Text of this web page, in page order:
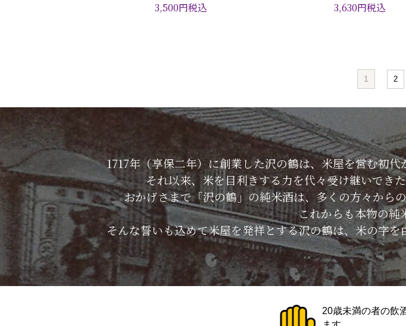
3,500円税込
3,630円税込
1 2
1717年（享保二年）に創業した沢の鶴は、米屋を営む初
それ以来、米を目利きする力を代々受け継いでき
おかげさまで「沢の鶴」の純米酒は、多くの方々から
これからも本物の純
そんな誓いも込めて米屋を発祥とする沢の鶴は、米の字
20歳未満の者の飲